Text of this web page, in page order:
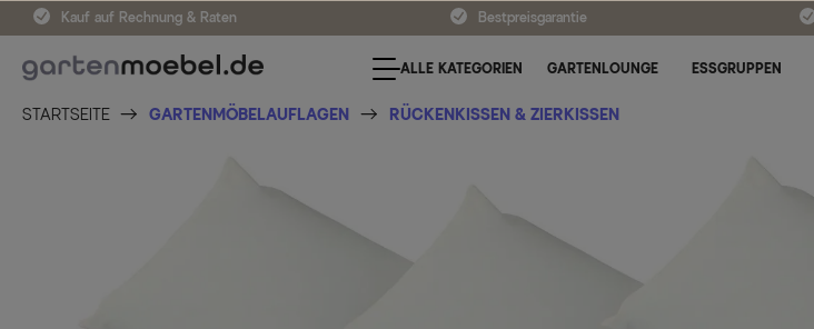
Kauf auf Rechnung & Raten Bestpreisgarantie
ALLE KATEGORIEN GARTENLOUNGE ESSGRUPPEN
STARTSEITE GARTENMÖBELAUFLAGEN RÜCKENKISSEN & ZIERKISSEN